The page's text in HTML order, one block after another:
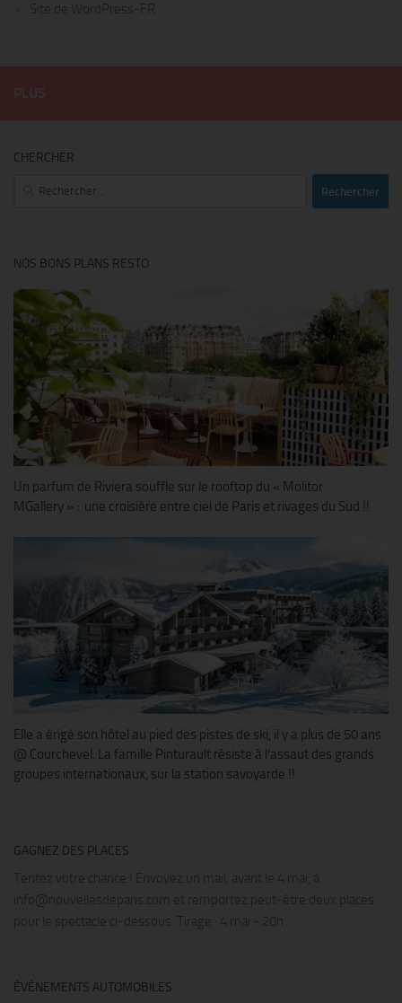
Site de WordPress-FR
CHERCHER
Rechercher :
NOS BONS PLANS RESTO
Un parfum de Riviera souffle sur le rooftop du « Molitor
MGallery » : une croisière entre ciel de Paris et rivages du Sud !!
Elle a érigé son hôtel au pied des pistes de ski, il y a plus de 50 ans
@ Courchevel. La famille Pinturault résiste à l’assaut des grands
groupes internationaux, sur la station savoyarde !!
GAGNEZ DES PLACES
Tentez votre chance ! Envoyez un mail, avant le 4 mai, à
info@nouvellesdeparis.com et remportez peut-être deux places
pour le spectacle ci-dessous. Tirage : 4 mai - 20h
ÉVÉNEMENTS AUTOMOBILES